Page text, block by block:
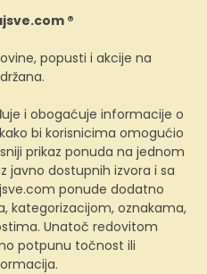
®
popusti i akcije na
i obogaćuje informacije o
bi korisnicima omogućio
prikaz ponuda na jednom
javno dostupnih izvora i sa
ponude dodatno
kategorizacijom, oznakama,
Unatoč redovitom
potpunu točnost ili